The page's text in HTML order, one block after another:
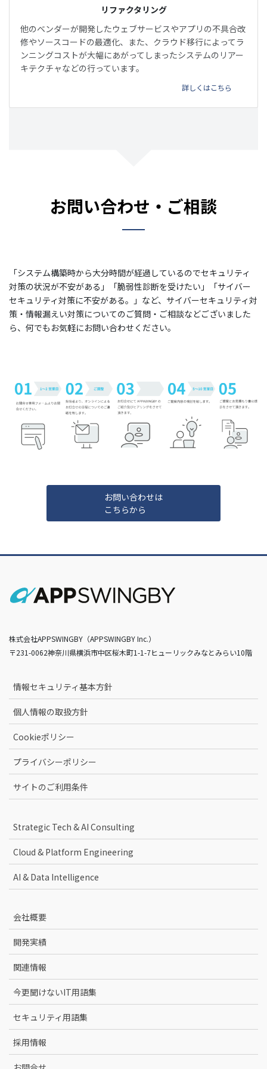
リファクタリング
他のベンダーが開発したウェブサービスやアプリの不具合改
修やソースコードの最適化、また、クラウド移行によってラ
ンニングコストが大幅にあがってしまったシステムのリアー
キテクチャなどの行っています。
詳しくはこちら
お問い合わせ・ご相談
「システム構築時から大分時間が経過しているのでセキュリティ
対策の状況が不安がある」「脆弱性診断を受けたい」「サイバー
セキュリティ対策に不安がある。」など、サイバーセキュリティ対
策・情報漏えい対策についてのご質問・ご相談などございました
ら、何でもお気軽にお問い合わせください。
お問い合わせは
こちらから
株式会社APPSWINGBY（APPSWINGBY Inc.）
〒231-0062神奈川県横浜市中区桜木町1-1-7ヒューリックみなとみらい10階
情報セキュリティ基本方針
個人情報の取扱方針
Cookieポリシー
プライバシーポリシー
サイトのご利用条件
Strategic Tech & AI Consulting
Cloud & Platform Engineering
AI & Data Intelligence
会社概要
開発実績
関連情報
今更聞けないIT用語集
セキュリティ用語集
採用情報